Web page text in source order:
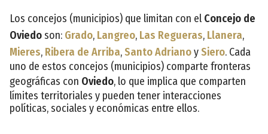
Los concejos (municipios) que limitan con el Concejo de
Oviedoson: Grado, Langreo, Las Regueras, Llanera,
Mieres, Ribera de Arriba,Santo AdrianoySiero. Cada
uno de estos concejos (municipios) comparte fronteras
geográficas con Oviedo, lo que implica que comparten
límites territoriales y pueden tener interacciones
políticas, sociales y económicas entre ellos.